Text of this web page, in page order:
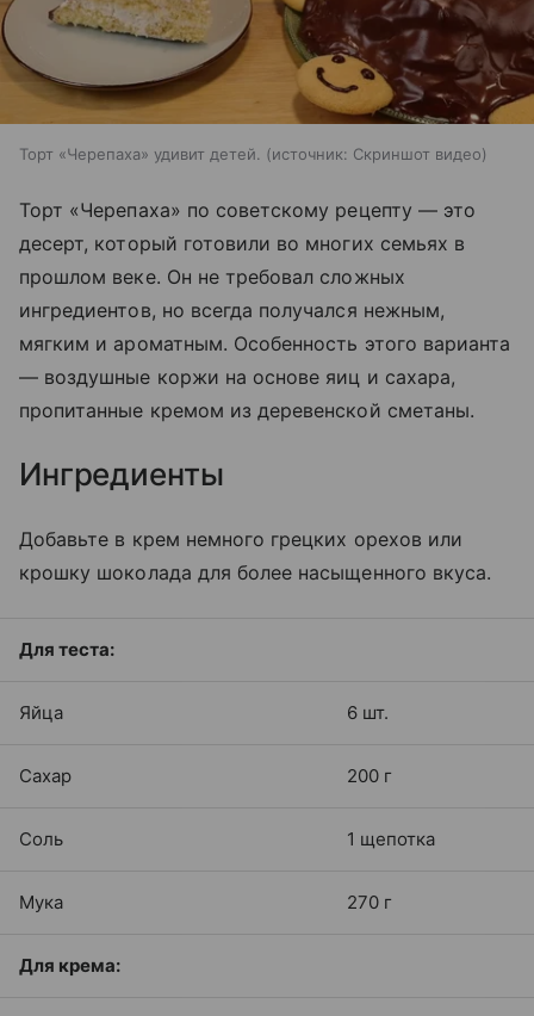
Торт «Черепаха» удивит детей. источник: Скриншот видео
Торт «Черепаха» по советскому рецепту — это
десерт, который готовили во многих семьях в
прошлом веке. Он не требовал сложных
ингредиентов, но всегда получался нежным,
мягким и ароматным. Особенность этого варианта
— воздушные коржи на основе яиц и сахара,
пропитанные кремом из деревенской сметаны.
Ингредиенты
Добавьте в крем немного грецких орехов или
крошку шоколада для более насыщенного вкуса.
Для теста:
Яйца 6 шт.
Сахар 200 г
Соль 1 щепотка
Мука 270 г
Для крема: